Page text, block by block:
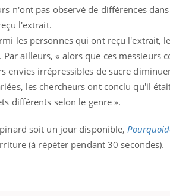
n'ont pas observé de différences
l'extrait.
les personnes qui ont reçu l'extrait,
ailleurs, « alors que ces messieurs
envies irrépressibles de sucre
les chercheurs ont conclu qu'il
différents selon le genre ».
soit un jour disponible,
(à répéter pendant 30 secondes).